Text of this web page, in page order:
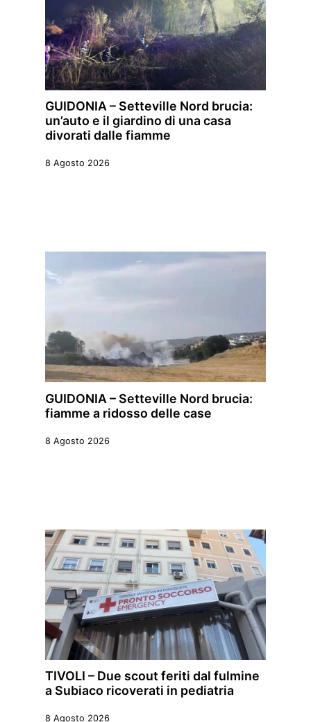
GUIDONIA – Setteville Nord brucia:
un’auto e il giardino di una casa
divorati dalle fiamme
8 Agosto 2026
GUIDONIA – Setteville Nord brucia:
fiamme a ridosso delle case
8 Agosto 2026
TIVOLI – Due scout feriti dal fulmine
a Subiaco ricoverati in pediatria
8 Agosto 2026